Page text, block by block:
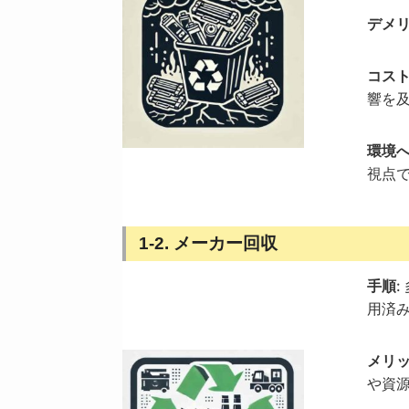
デメ
コス
響を
環境
視点
1-2. メーカー回収
手順:
用済
メリ
や資